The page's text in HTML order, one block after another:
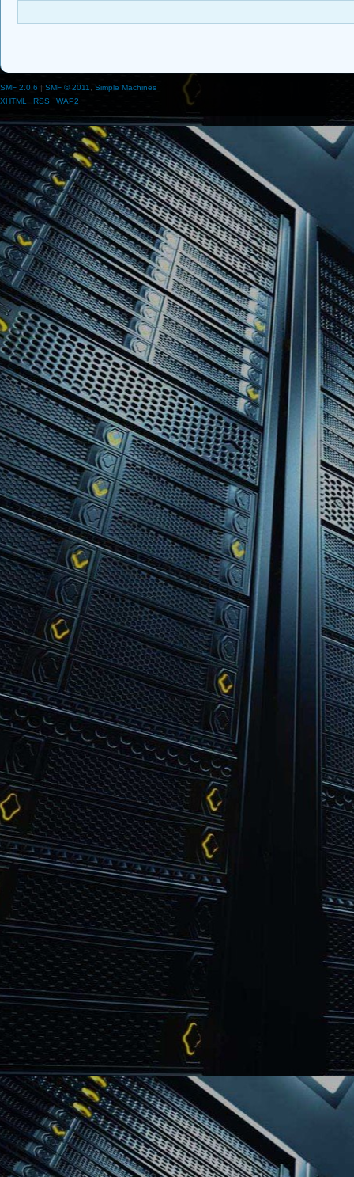
SMF 2.0.6 | SMF © 2011
Simple Machines
XHTML
RSS WAP2